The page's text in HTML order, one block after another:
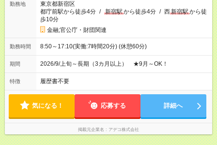
勤務地
東京都新宿区
都庁前駅から徒歩4分 / 新宿駅から徒歩4分 / 西新宿駅から徒
歩10分
金融;官公庁・財団関連
勤務時間 8:50～17:10(実働:7時間20分) (休憩60分)
期間 2026/9/上旬～長期（3カ月以上） ★9月～OK！
特徴 履歴書不要
気になる！ 応募する 詳細へ
掲載元企業名 アデコ株式会社